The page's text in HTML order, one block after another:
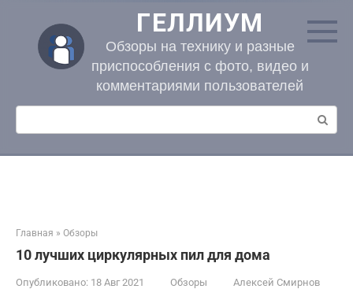
контенту
ГЕЛЛИУМ
Обзоры на технику и разные
приспособления с фото, видео и
комментариями пользователей
Поиск:
Главная » Обзоры
10 лучших циркулярных пил для дома
Опубликовано: 18 Авг 2021 Обзоры Алексей Смирнов